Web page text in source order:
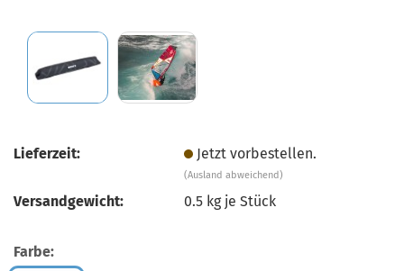
Lieferzeit: Jetzt vorbestellen.
(Ausland abweichend)
Versandgewicht: 0.5 kg je Stück
Farbe: